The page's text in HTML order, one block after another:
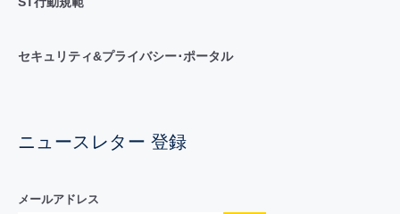
セキュリティ&プライバシー･ポータル
ニュースレター 登録
メールアドレス